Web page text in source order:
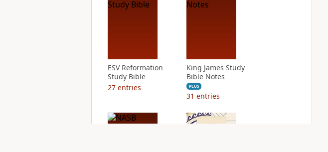
ESV Reformation
Study Bible
27 entries
King James Study
Bible Notes
PLUS
31 entries